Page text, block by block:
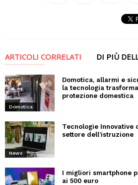
ARTICOLI CORRELATI DI PIÙ
Domotica
Domotica, allarmi e
la tecnologia
protezione domestica
News
Tecnologie Innovative
settore dell’istruzione
I migliori smartphone
ai 500 euro